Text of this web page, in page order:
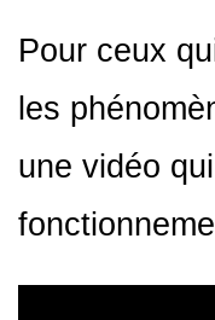
Pour ceux
les
une vidéo